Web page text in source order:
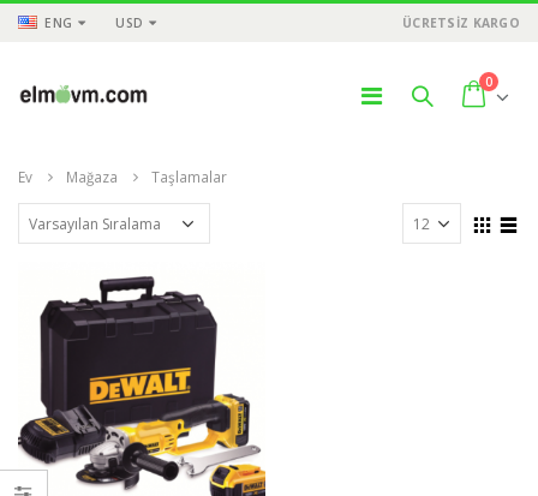
ENG USD ÜCRETSİZ KARGO
0
Ev Mağaza Taşlamalar